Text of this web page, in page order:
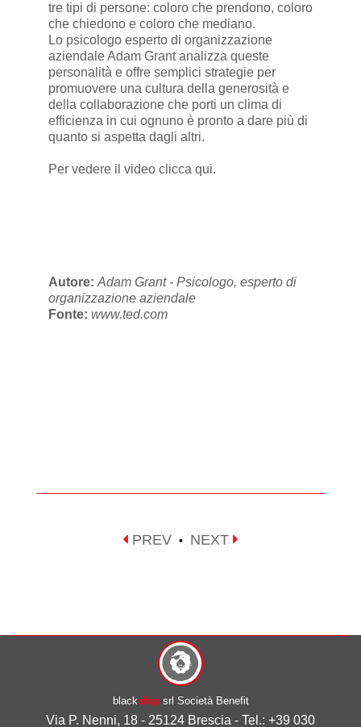
tre tipi di persone: coloro che prendono, coloro
che chiedono e coloro che mediano.
Lo psicologo esperto di organizzazione
aziendale Adam Grant analizza queste
personalità e offre semplici strategie per
promuovere una cultura della generosità e
della collaborazione che porti un clima di
efficienza in cui ognuno è pronto a dare più di
quanto si aspetta dagli altri.
Per vedere il video clicca qui.
Autore: Adam Grant - Psicologo, esperto di
organizzazione aziendale
Fonte: www.ted.com
PREV • NEXT
blackshipsrl Società Benefit
Via P. Nenni, 18 - 25124 Brescia - Tel.: +39 030